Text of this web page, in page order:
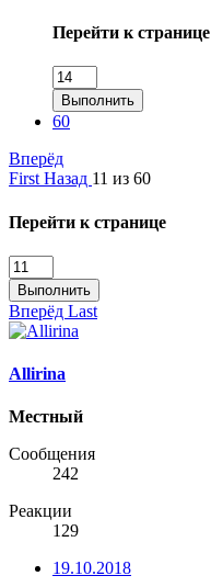
Перейти к странице
Выполнить
60
Вперёд
First Назад 11 из 60
Перейти к странице
Выполнить
Вперёд Last
Allirina
Местный
Сообщения
242
Реакции
129
19.10.2018